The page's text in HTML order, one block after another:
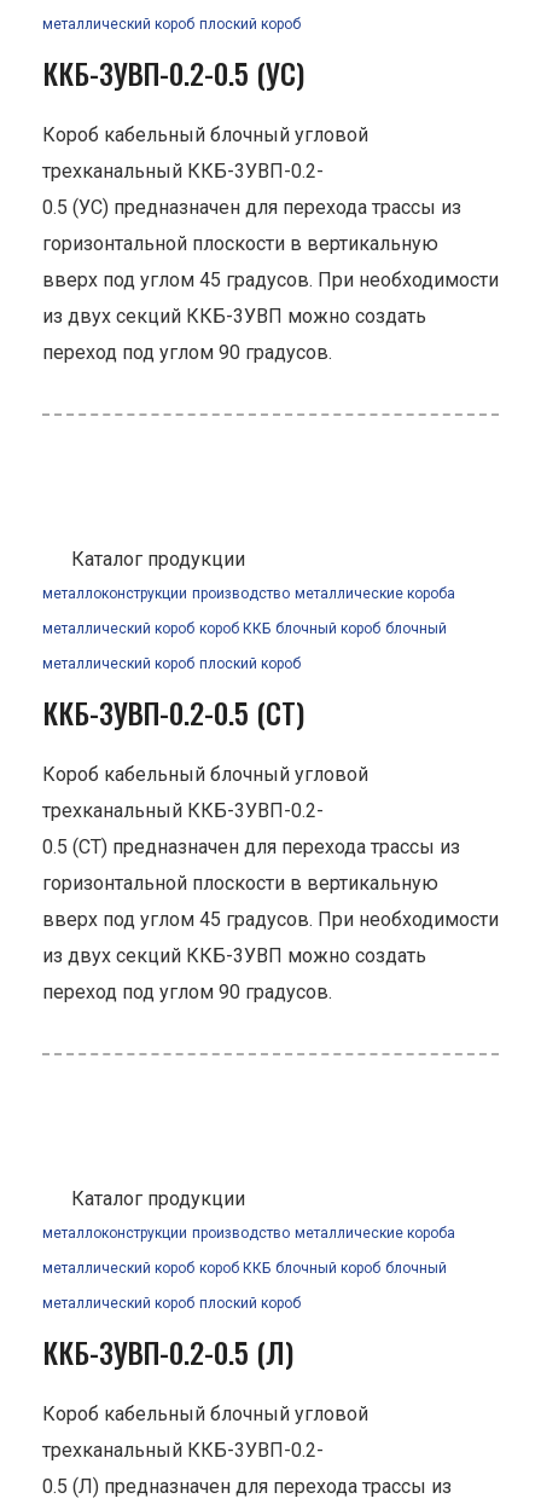
металлический короб плоский короб
ККБ-3УВП-0.2-0.5 (УС)
Короб кабельный блочный угловой
трехканальный ККБ-3УВП-0.2-
0.5 (УС) предназначен для перехода трассы из
горизонтальной плоскости в вертикальную
вверх под углом 45 градусов. При необходимости
из двух секций ККБ-3УВП можно создать
переход под углом 90 градусов.
Каталог продукции
металлоконструкции производство металлические короба
металлический короб короб ККБ блочный короб блочный
металлический короб плоский короб
ККБ-3УВП-0.2-0.5 (СТ)
Короб кабельный блочный угловой
трехканальный ККБ-3УВП-0.2-
0.5 (СТ) предназначен для перехода трассы из
горизонтальной плоскости в вертикальную
вверх под углом 45 градусов. При необходимости
из двух секций ККБ-3УВП можно создать
переход под углом 90 градусов.
Каталог продукции
металлоконструкции производство металлические короба
металлический короб короб ККБ блочный короб блочный
металлический короб плоский короб
ККБ-3УВП-0.2-0.5 (Л)
Короб кабельный блочный угловой
трехканальный ККБ-3УВП-0.2-
0.5 (Л) предназначен для перехода трассы из